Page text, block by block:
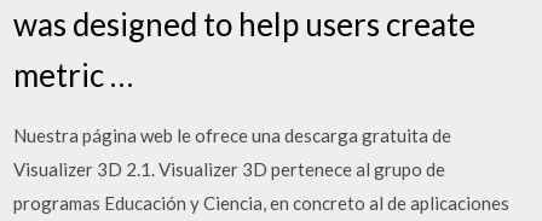
was designed to help users create
metric …
Nuestra página web le ofrece una descarga gratuita de
Visualizer 3D 2.1. Visualizer 3D pertenece al grupo de
programas Educación y Ciencia, en concreto al de aplicaciones